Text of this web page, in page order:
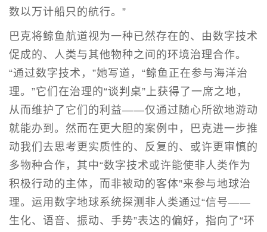
数以万计船只的航行。”
巴克将鲸鱼航道视为一种已然存在的、由数字技术
促成的、人类与其他物种之间的环境治理合作。
“通过数字技术，”她写道，“鲸鱼正在参与海洋治
理。”它们在治理的“谈判桌”上获得了一席之地，
从而维护了它们的利益——仅通过随心所欲地游动
就能办到。然而在更大胆的案例中，巴克进一步推
动我们去思考更实质性的、反复的、或许更审慎的
多物种合作，其中“数字技术或许能使非人类作为
积极行动的主体，而非被动的客体”来参与地球治
理。运用数字地球系统探测非人类通过“信号——
生化、语音、振动、手势”表达的偏好，指向了“环